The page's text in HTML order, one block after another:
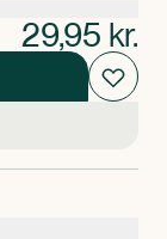
29,95 kr.